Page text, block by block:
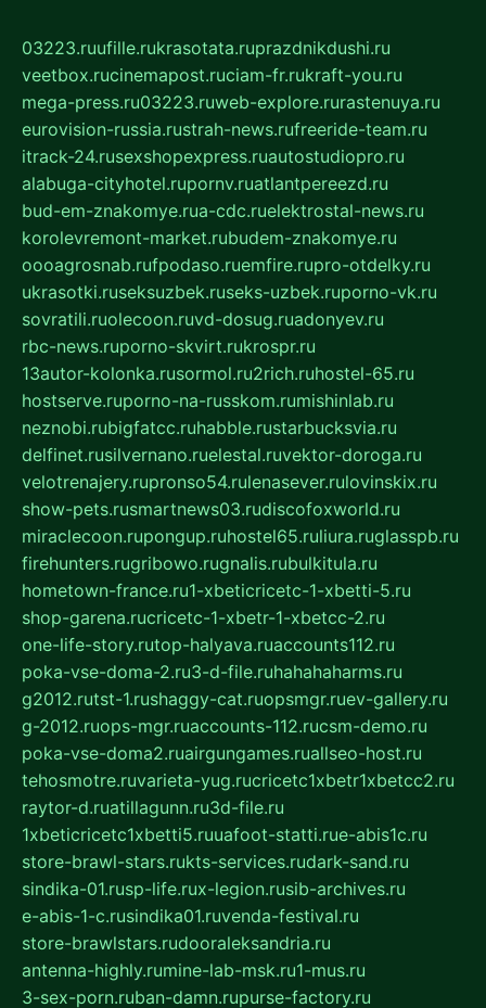
03223.ruufille.rukrasotata.ruprazdnikdushi.ru
veetbox.rucinemapost.ruciam-fr.rukraft-you.ru
mega-press.ru03223.ruweb-explore.rurastenuya.ru
eurovision-russia.rustrah-news.rufreeride-team.ru
itrack-24.rusexshopexpress.ruautostudiopro.ru
alabuga-cityhotel.rupornv.ruatlantpereezd.ru
bud-em-znakomye.rua-cdc.ruelektrostal-news.ru
korolevremont-market.rubudem-znakomye.ru
oooagrosnab.rufpodaso.ruemfire.rupro-otdelky.ru
ukrasotki.ruseksuzbek.ruseks-uzbek.ruporno-vk.ru
sovratili.ruolecoon.ruvd-dosug.ruadonyev.ru
rbc-news.ruporno-skvirt.rukrospr.ru
13autor-kolonka.rusormol.ru2rich.ruhostel-65.ru
hostserve.ruporno-na-russkom.rumishinlab.ru
neznobi.rubigfatcc.ruhabble.rustarbucksvia.ru
delfinet.rusilvernano.ruelestal.ruvektor-doroga.ru
velotrenajery.rupronso54.rulenasever.rulovinskix.ru
show-pets.rusmartnews03.rudiscofoxworld.ru
miraclecoon.rupongup.ruhostel65.ruliura.ruglasspb.ru
firehunters.rugribowo.rugnalis.rubulkitula.ru
hometown-france.ru1-xbeticricetc-1-xbetti-5.ru
shop-garena.rucricetc-1-xbetr-1-xbetcc-2.ru
one-life-story.rutop-halyava.ruaccounts112.ru
poka-vse-doma-2.ru3-d-file.ruhahahaharms.ru
g2012.rutst-1.rushaggy-cat.ruopsmgr.ruev-gallery.ru
g-2012.ruops-mgr.ruaccounts-112.rucsm-demo.ru
poka-vse-doma2.ruairgungames.ruallseo-host.ru
tehosmotre.ruvarieta-yug.rucricetc1xbetr1xbetcc2.ru
raytor-d.ruatillagunn.ru3d-file.ru
1xbeticricetc1xbetti5.ruuafoot-statti.rue-abis1c.ru
store-brawl-stars.rukts-services.rudark-sand.ru
sindika-01.rusp-life.rux-legion.rusib-archives.ru
e-abis-1-c.rusindika01.ruvenda-festival.ru
store-brawlstars.rudooraleksandria.ru
antenna-highly.rumine-lab-msk.ru1-mus.ru
3-sex-porn.ruban-damn.rupurse-factory.ru